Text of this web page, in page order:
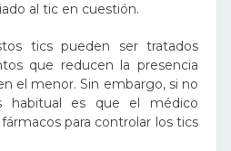
al tic en cuestión.
tics pueden ser tratados
que reducen la presencia
el menor. Sin embargo, si no
habitual es que el médico
para controlar los tics